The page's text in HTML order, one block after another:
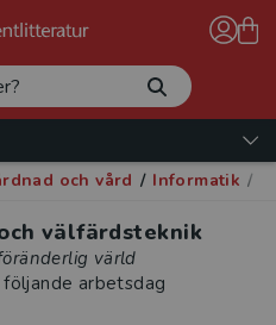
och vård / Informatik /
välfärdsteknik
värld
följande arbetsdag